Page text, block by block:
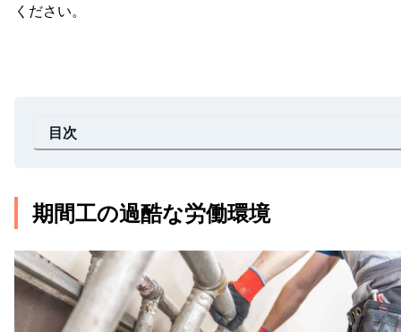
ください。
目次
期間工の過酷な労働環境